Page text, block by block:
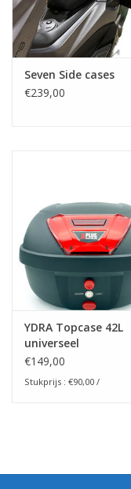
Seven Side cases
€239,00
YDRA Topcase 42L
universeel
€149,00
Stukprijs : €90,00 /